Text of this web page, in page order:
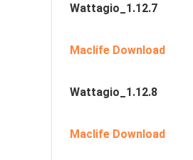
Wattagio_1.12.7
Maclife Download
Wattagio_1.12.8
Maclife Download